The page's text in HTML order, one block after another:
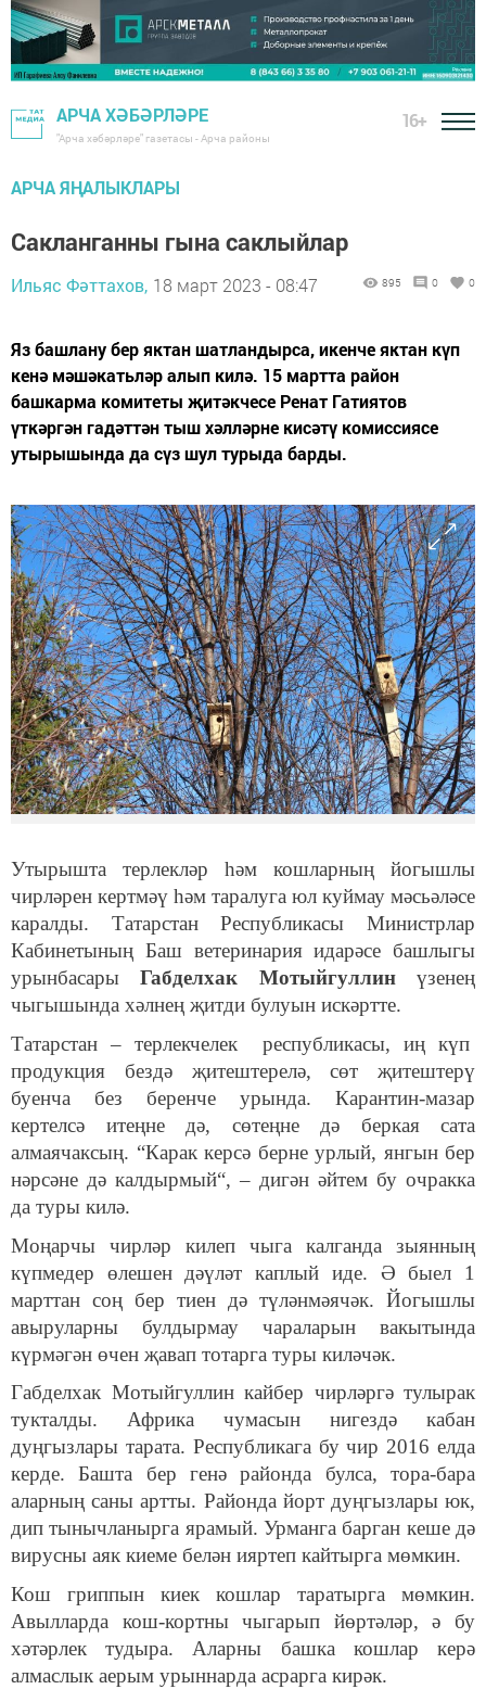
АРЧА ХӘБӘРЛӘРЕ
"Арча хәбәрләре" газетасы - Арча районы
16+
АРЧА ЯҢАЛЫКЛАРЫ
Сакланганны гына саклыйлар
Ильяс Фәттахов, 18 март 2023 - 08:47 895 0 0
Яз башлану бер яктан шатландырса, икенче яктан күп
кенә мәшәкатьләр алып килә. 15 мартта район
башкарма комитеты җитәкчесе Ренат Гатиятов
үткәргән гадәттән тыш хәлләрне кисәтү комиссиясе
утырышында да сүз шул турыда барды.
Утырышта терлекләр һәм кошларның йогышлы
чирләрен кертмәү һәм таралуга юл куймау мәсьәләсе
каралды. Татарстан Республикасы Министрлар
Кабинетының Баш ветеринария идарәсе башлыгы
урынбасарыГабделхак Мотыйгуллинүзенең
чыгышында хәлнең җитди булуын искәртте.
Татарстан – терлекчелек республикасы, иң күп
продукция бездә җитештерелә, сөт җитештерү
буенча без беренче урында. Карантин-мазар
кертелсә итеңне дә, сөтеңне дә беркая сата
алмаячаксың. “Карак керсә берне урлый, янгын бер
нәрсәне дә калдырмый“, – дигән әйтем бу очракка
да туры килә.
Моңарчы чирләр килеп чыга калганда зыянның
күпмедер өлешен дәүләт каплый иде. Ә быел 1
марттан соң бер тиен дә түләнмәячәк. Йогышлы
авыруларны булдырмау чараларын вакытында
күрмәгән өчен җавап тотарга туры киләчәк.
Габделхак Мотыйгуллин кайбер чирләргә тулырак
тукталды. Африка чумасын нигездә кабан
дуңгызлары тарата. Республикага бу чир 2016 елда
керде. Башта бер генә районда булса, тора-бара
аларның саны артты. Районда йорт дуңгызлары юк,
дип тынычланырга ярамый. Урманга барган кеше дә
вирусны аяк киеме белән ияртеп кайтырга мөмкин.
Кош гриппын киек кошлар таратырга мөмкин.
Авылларда кош-кортны чыгарып йөртәләр, ә бу
хәтәрлек тудыра. Аларны башка кошлар керә
алмаслык аерым урыннарда асрарга кирәк.